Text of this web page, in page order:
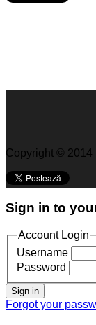
Copyright © 2014
Sign in to
Account Login
Username
Password
Sign in
Forgot your